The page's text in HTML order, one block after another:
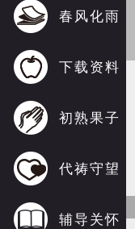
春风化雨
下载资料
初熟果子
代祷守望
辅导关怀